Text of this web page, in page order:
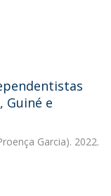
Guiné e
Garcia). 2022.